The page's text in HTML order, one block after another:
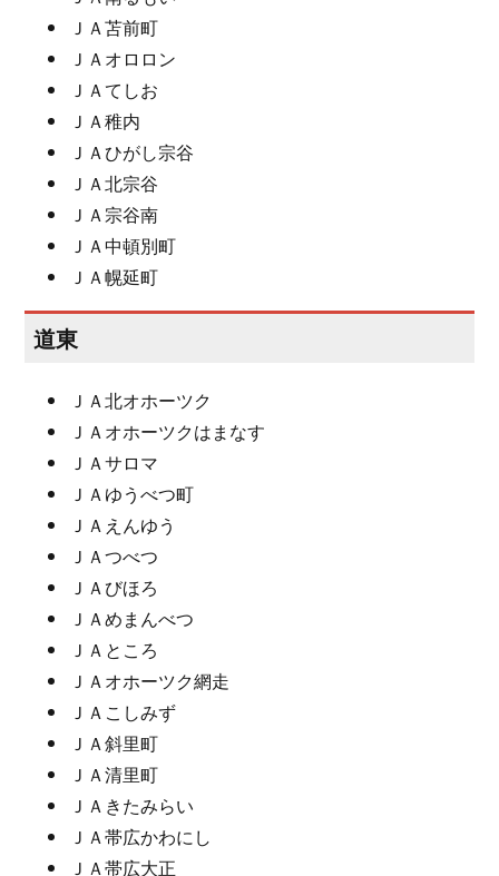
ＪＡ苫前町
ＪＡオロロン
ＪＡてしお
ＪＡ稚内
ＪＡひがし宗谷
ＪＡ北宗谷
ＪＡ宗谷南
ＪＡ中頓別町
ＪＡ幌延町
道東
ＪＡ北オホーツク
ＪＡオホーツクはまなす
ＪＡサロマ
ＪＡゆうべつ町
ＪＡえんゆう
ＪＡつべつ
ＪＡびほろ
ＪＡめまんべつ
ＪＡところ
ＪＡオホーツク網走
ＪＡこしみず
ＪＡ斜里町
ＪＡ清里町
ＪＡきたみらい
ＪＡ帯広かわにし
ＪＡ帯広大正